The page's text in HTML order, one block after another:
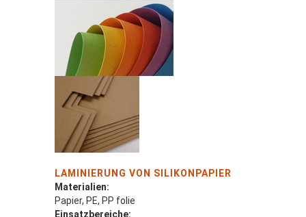
LAMINIERUNG VON SILIKONPAPIER
Materialien:
Papier, PE, PP folie
Einsatzbereiche: